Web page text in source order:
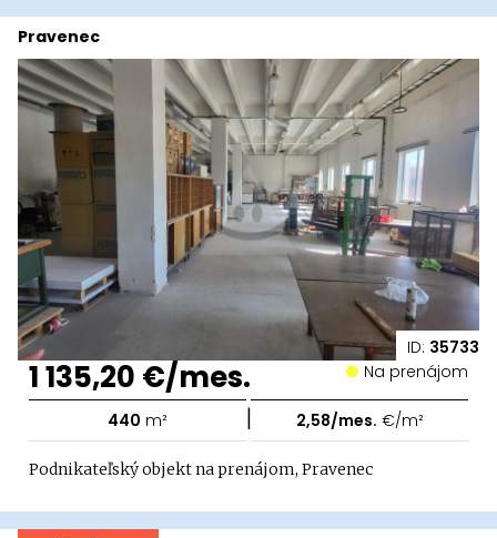
ID: 35733
Pravenec
1 135,20 €/mes. Na prenájom
440 m² | 2,58/mes. €/m²
Podnikateľský objekt na prenájom, Pravenec